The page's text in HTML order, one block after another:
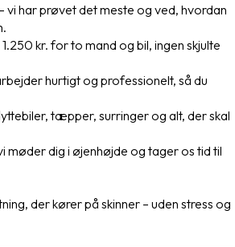
– vi har prøvet det meste og ved, hvordan
1.250 kr. for to mand og bil, ingen skjulte
hurtigt og professionelt, så du
tæpper, surringer og alt, der skal
møder dig i øjenhøjde og tager os tid til
der kører på skinner – uden stress og